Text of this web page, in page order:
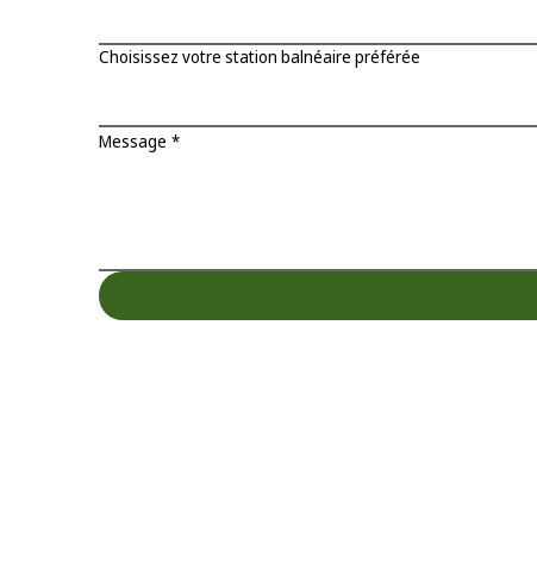
Choisissez votre station balnéaire préférée
Message *